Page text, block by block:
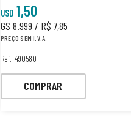
USD 1,50
GS 8.999 / R$ 7,85
PREÇO SEM I.V.A.
Ref.: 490580
COMPRAR